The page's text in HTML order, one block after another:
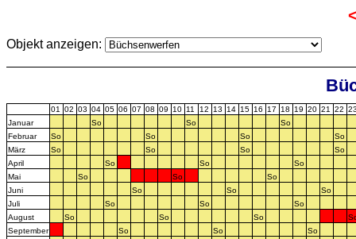
Objekt anzeigen:
01 02 03 04 05 06 07 08 09 10 11 12 13 14 15 16 17 18 19 20 21 22
Januar
So So
So
Februar
So So So
So
März
So So So
So
April
So So
So
Mai
So So
So
Juni
So So
So
Juli
So So
So
August
So So So
September
So So
So